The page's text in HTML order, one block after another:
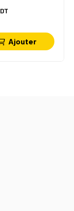
DT
Ajouter